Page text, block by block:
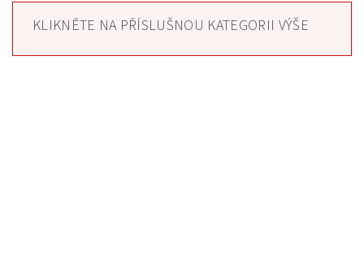
KLIKNĚTE NA PŘÍSLUŠNOU KATEGORII VÝŠE